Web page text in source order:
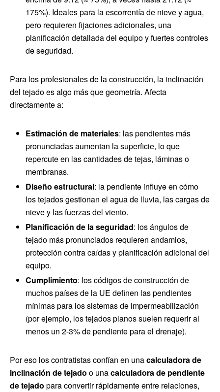
175%). Ideales para la escorrentía de nieve y agua,
pero requieren fijaciones adicionales, una
planificación detallada del equipo y fuertes controles
de seguridad.
Para los profesionales de la construcción, la inclinación
del tejado es algo más que geometría. Afecta
directamente a:
Estimación de materiales: las pendientes más
pronunciadas aumentan la superficie, lo que
repercute en las cantidades de tejas, láminas o
membranas.
Diseño estructural: la pendiente influye en cómo
los tejados gestionan el agua de lluvia, las cargas de
nieve y las fuerzas del viento.
Planificación de la seguridad: los ángulos de
tejado más pronunciados requieren andamios,
protección contra caídas y planificación adicional del
equipo.
Cumplimiento: los códigos de construcción de
muchos países de la UE definen las pendientes
mínimas para los sistemas de impermeabilización
(por ejemplo, los tejados planos suelen requerir al
menos un 2-3% de pendiente para el drenaje).
Por eso los contratistas confían en unacalculadora de
inclinación de tejado o unacalculadora de pendiente
de tejado para convertir rápidamente entre relaciones,